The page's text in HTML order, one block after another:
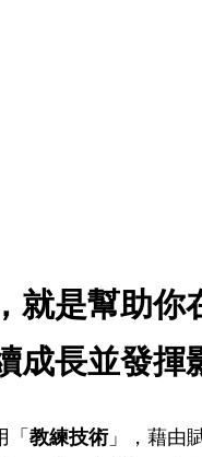
就是幫助你
成長並發揮
「教練技術」，藉由